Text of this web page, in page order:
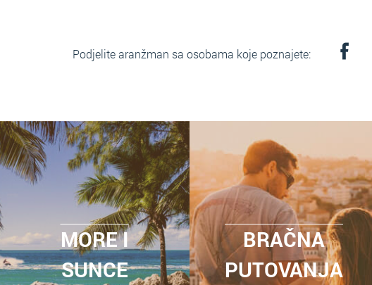
Podjelite aranžman sa osobama koje poznajete:
MORE I
SUNCE
BRAČNA
PUTOVANJA